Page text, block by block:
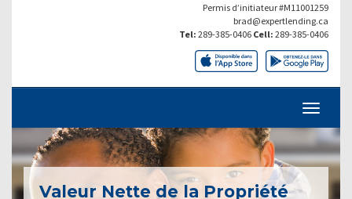
Permis d’initiateur #M11001259
brad@expertlending.ca
Tel: 289-385-0406 Cell: 289-385-0406
Valeur Nette de la Propriété